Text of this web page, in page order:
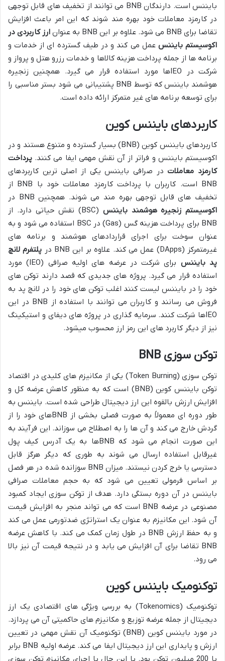
بایننس است. دارندگان BNB می توانند از تخفیف های قابل توجهی
در کارمزد معاملات خود بهره مند شوند که این امر باعث افزایش
تقاضا برای BNB می شود. علاوه بر این BNB به عنوان
ارز کاربردی در
اکوسیستم بایننس عمل می کند و در طیف گسترده ای از خدمات و
برنامه ها از جمله پرداخت هزینه کالاها و خدمات رزرو هتل و پرواز و
شرکت در IEOها مورد استفاده قرار می گیرد. همچنین زنجیره
هوشمند بایننس که توسط BNB پشتیبانی می شود بستر مناسبی را
برای توسعه برنامه های غیر متمرکز ارائه داده است.
کاربردهای بایننس کوین
کاربردهای بایننس کوین (BNB) بسیار گسترده و متنوع هستند و در
اکوسیستم بایننس و فراتر از آن نقش مهمی ایفا می کنند. پرداخت
کارمزد معاملات در صرافی بایننس یکی از اصلی ترین کاربردهای
BNB است. کاربران با پرداخت کارمزد معاملات خود با BNB از
تخفیف های قابل توجهی بهره مند می شوند. همچنین BNB در
اکوسیستم زنجیره هوشمند بایننس
(BSC) نقش حیاتی دارد. از
BNB برای پرداخت هزینه گس (Gas) در BSC استفاده می شود و به
عنوان سوخت برای اجرای قراردادهای هوشمند و برنامه های
غیرمتمرکز (DApps) عمل می کند. علاوه بر این BNB در
پلتفرم لانچ
پد بایننس
برای شرکت در عرضه های اولیه صرافی (IEO) مورد
استفاده قرار می گیرد. پروژه های جدیدی که قصد دارند توکن های
خود را در بایننس لیست کنند اغلب توکن های خود را در لانچ پد به
فروش می رسانند و کاربران می توانند با استفاده از BNB در این
IEOها شرکت کنند. سرمایه گذاری در پروژه های دیفای و استیکینگ
نیز از دیگر کاربرد های این رمز ارز محسوب میشود.
توکن سوزی BNB
توکن سوزی (Token Burning) یکی از مکانیزم های کلیدی در اقتصاد
توکن بایننس کوین (BNB) است که به منظور کاهش عرضه کل و
افزایش ارزش بالقوه این ارز دیجیتال طراحی شده است. بایننس به
طور دوره ای معمولاً به صورت فصلی بخشی از BNBهای خود را از
گردش خارج می کند و آن ها را به اصطلاح می سوزاند. این فرآیند به
این صورت انجام می شود که BNBها به یک آدرس کیف پول
غیرقابل استفاده ارسال می شوند به طوری که دیگر هرگز قابل
دسترسی یا خرج کردن نیستند. میزان BNB سوزانده شده در هر فصل
بر اساس فرمولی تعیین می شود که به حجم معاملات صرافی
بایننس در آن دوره بستگی دارد. هدف از توکن سوزی ایجاد کمبود
مصنوعی در عرضه BNB است که می تواند منجر به افزایش قیمت
آن شود. این مکانیزم به عنوان یک استراتژی ضدتورمی عمل می کند
و به حفظ ارزش BNB در طول زمان کمک می کند. با کاهش عرضه
BNB تقاضا برای آن افزایش می یابد و در نتیجه قیمت آن نیز بالا
می رود.
توکنومیک بایننس کوین
توکنومیک (Tokenomics) به بررسی ویژگی های اقتصادی یک ارز
دیجیتال از جمله عرضه توزیع و مکانیزم های حاکمیتی آن می پردازد.
در مورد بایننس کوین (BNB) توکنومیک آن نقش مهمی در تعیین
ارزش و پایداری این ارز دیجیتال ایفا می کند. عرضه اولیه BNB برابر